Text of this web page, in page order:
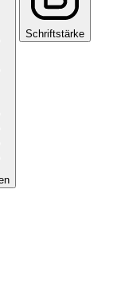
Schriftstärke